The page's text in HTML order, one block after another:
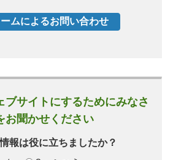
ブサイトにするためにみなさ
お聞かせください
報は役に立ちましたか？